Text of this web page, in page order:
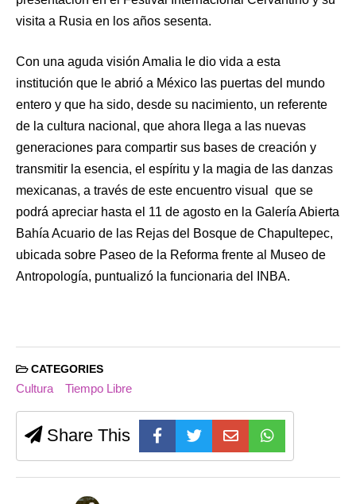
visita a Rusia en los años sesenta.
Con una aguda visión Amalia le dio vida a esta
institución que le abrió a México las puertas del mundo
entero y que ha sido, desde su nacimiento, un referente
de la cultura nacional, que ahora llega a las nuevas
generaciones para compartir sus bases de creación y
transmitir la esencia, el espíritu y la magia de las danzas
mexicanas, a través de este encuentro visual que se
podrá apreciar hasta el 11 de agosto en la Galería Abierta
Bahía Acuario de las Rejas del Bosque de Chapultepec,
ubicada sobre Paseo de la Reforma frente al Museo de
Antropología, puntualizó la funcionaria del INBA.
CATEGORIES
Cultura Tiempo Libre
Share This